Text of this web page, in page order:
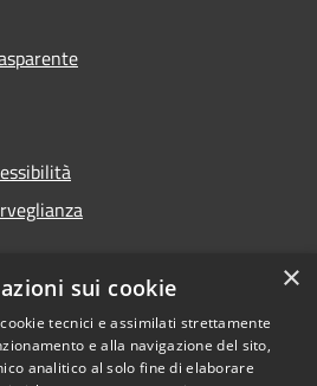
Copyright © 2026 • Comune di
×
sui cookie
tecnici e assimilati strettamente
e alla navigazione del sito,
analitico al solo fine di elaborare